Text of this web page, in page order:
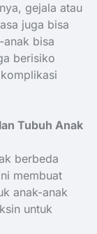
gejala atau
juga bisa
bisa
berisiko
Tubuh Anak
berbeda
membuat
anak-anak
untuk